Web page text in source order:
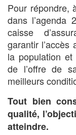
Pour répondre,
dans
caisse
garantir l’accès
la population
de l’offre de
meilleurs
Tout bien
qualité,
atteindre.